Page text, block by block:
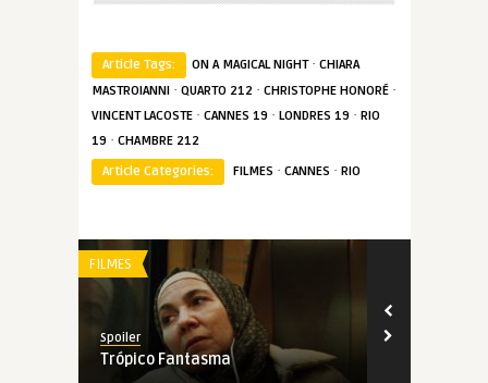
Article Tags: ON A MAGICAL NIGHT· CHIARA
MASTROIANNI · QUARTO 212 · CHRISTOPHE HONORÉ ·
VINCENT LACOSTE · CANNES 19 · LONDRES 19 · RIO
19 · CHAMBRE 212
Article Categories:
FILMES · CANNES · RIO
FILMES
Spoiler
Trópico Fantasma